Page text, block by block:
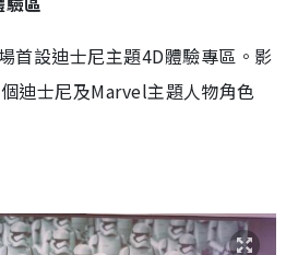
首設迪士尼主題4D體驗專區。影
迪士尼及Marvel主題人物角色